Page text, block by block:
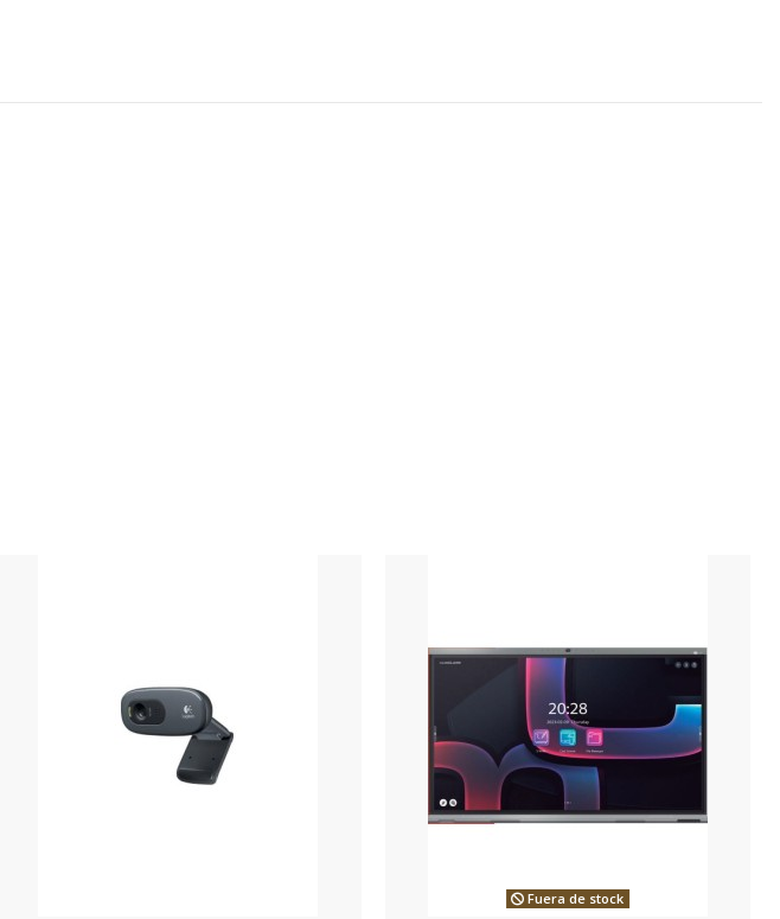
Fuera de stock